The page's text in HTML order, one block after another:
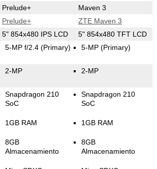
Prelude+ Maven 3
Prelude+ ZTE Maven 3
5" 854x480 IPS LCD 5" 854x480 TFT LCD
5-MP f/2.4 (Primary) 5-MP (Primary)
2-MP 2-MP
Snapdragon 210
SoC
1GB RAM
8GB
Almacenamiento
Snapdragon 210
SoC
1GB RAM
8GB
Almacenamiento